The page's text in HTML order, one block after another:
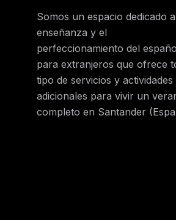
Somos un espacio dedicado
enseñanza y el
perfeccionamiento del
para extranjeros que ofrece
tipo de servicios y actividades
adicionales para vivir un
completo en Santander